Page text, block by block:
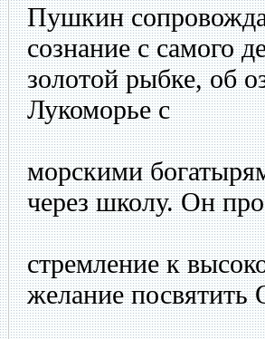
Пушкин
сознание с самого
золотой рыбке, об
Лукоморье с
морскими
через школу. Он
стремление к
желание посвятить